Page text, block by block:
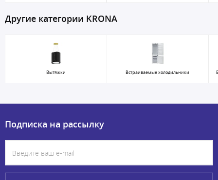
Другие категории KRONA
Вытяжки Встраиваемые холодильники
Подписка на рассылку